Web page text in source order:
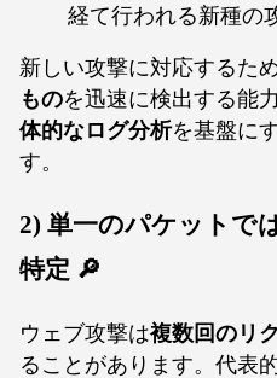
経て行われる新種の
新しい攻撃に対応するため
ものを迅速に検出する能
体的なログ分析を基盤に
す。
2) 単一のパケットで
特定 🔎
ウェブ攻撃は複数回のリ
ることがあります。代表